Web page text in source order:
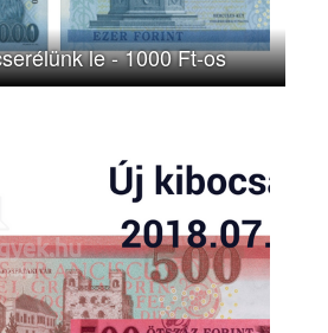
le - 1000 Ft-os